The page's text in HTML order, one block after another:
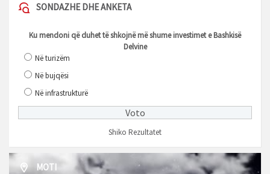
SONDAZHE DHE ANKETA
Ku mendoni që duhet të shkojnë më shume investimet e Bashkisë
Delvine
Në turizëm
Në bujqësi
Në infrastrukturë
Shiko Rezultatet
MOTI